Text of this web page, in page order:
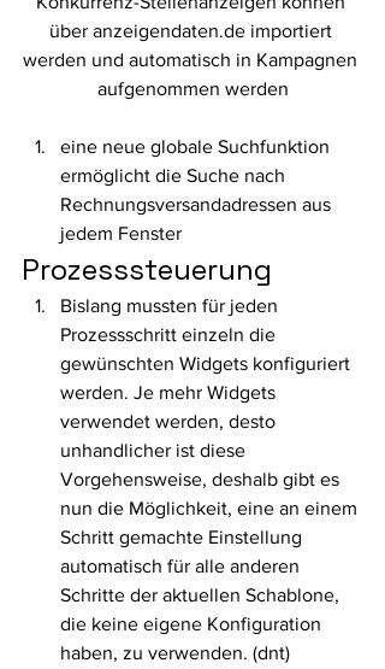
über anzeigendaten.de importiert
werden und automatisch in Kampagnen
aufgenommen werden
eine neue globale Suchfunktion
ermöglicht die Suche nach
Rechnungsversandadressen aus
jedem Fenster
Prozesssteuerung
Bislang mussten für jeden
Prozessschritt einzeln die
gewünschten Widgets konfiguriert
werden. Je mehr Widgets
verwendet werden, desto
unhandlicher ist diese
Vorgehensweise, deshalb gibt es
nun die Möglichkeit, eine an einem
Schritt gemachte Einstellung
automatisch für alle anderen
Schritte der aktuellen Schablone,
die keine eigene Konfiguration
haben, zu verwenden. (dnt)